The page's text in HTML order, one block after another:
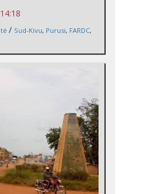
/ Sud-Kivu, Purusi, FARDC,